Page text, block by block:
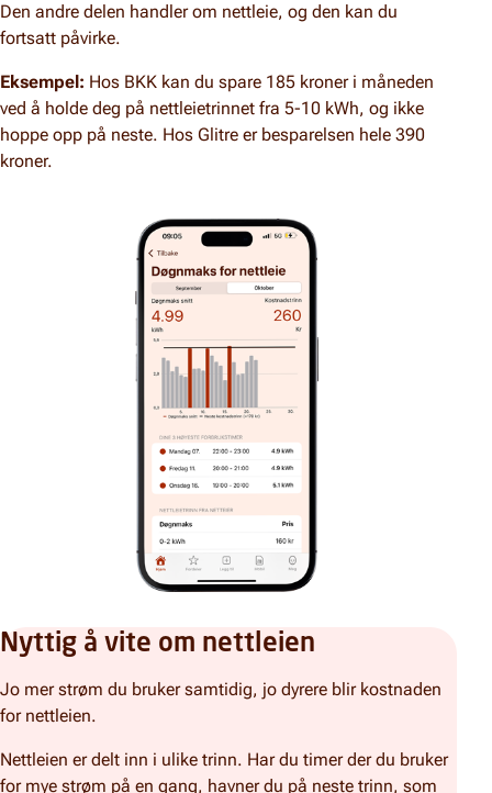
Den andre delen handler om nettleie, og den kan du
fortsatt påvirke.
Eksempel: Hos BKK kan du spare 185 kroner i måneden
ved å holde deg på nettleietrinnet fra 5-10 kWh, og ikke
hoppe opp på neste. Hos Glitre er besparelsen hele 390
kroner.
Nyttig å vite om nettleien
Jo mer strøm du bruker samtidig, jo dyrere blir kostnaden
for nettleien.
Nettleien er delt inn i ulike trinn. Har du timer der du bruker
for mye strøm på en gang, havner du på neste trinn, som